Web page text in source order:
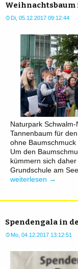
Weihnachtsbaum
Di, 05.12.2017 09:12:44
Naturpark
Tannenbaum für
ohne Baumschmuck
Um den
kümmern sich
Grundschule am
Grundschüler
den
Weihnachtsbaum
Bundestag
weiterlesen →
Spendengala in
Mo, 04.12.2017 13:12:51